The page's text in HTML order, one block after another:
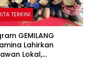
TERKINI
GEMILANG
Lahirkan
Lokal,